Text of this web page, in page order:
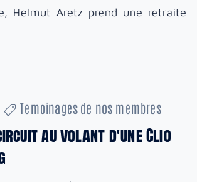
Helmut Aretz prend une retraite
Temoinages de nos membres
au volant d'une Clio